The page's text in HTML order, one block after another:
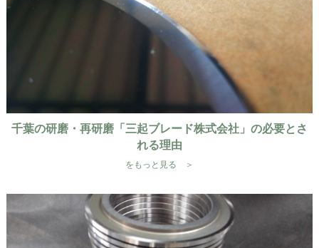
千葉の研磨・再研磨「三起ブレード株式会社」の必要とさ
れる理由
をもっと見る ＞